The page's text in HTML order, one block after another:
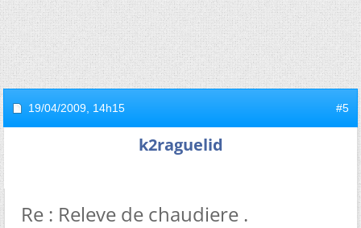
19/04/2009, 14h15 #5
k2raguelid
Re : Releve de chaudiere .